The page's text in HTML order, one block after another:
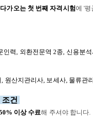
가오는 첫 번째 자격시험에 '평
인력, 외환전문역 2종, 신용분
원산지관리사, 보세사, 물류관
건
이상 수료해 주셔야 합니다.